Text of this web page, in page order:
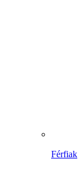
Férfiak